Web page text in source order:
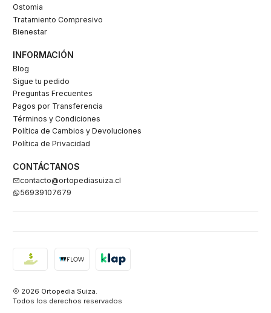
Ostomia
Tratamiento Compresivo
Bienestar
INFORMACIÓN
Blog
Sigue tu pedido
Preguntas Frecuentes
Pagos por Transferencia
Términos y Condiciones
Política de Cambios y Devoluciones
Política de Privacidad
CONTÁCTANOS
contacto@ortopediasuiza.cl
56939107679
2026 Ortopedia Suiza.
Todos los derechos reservados